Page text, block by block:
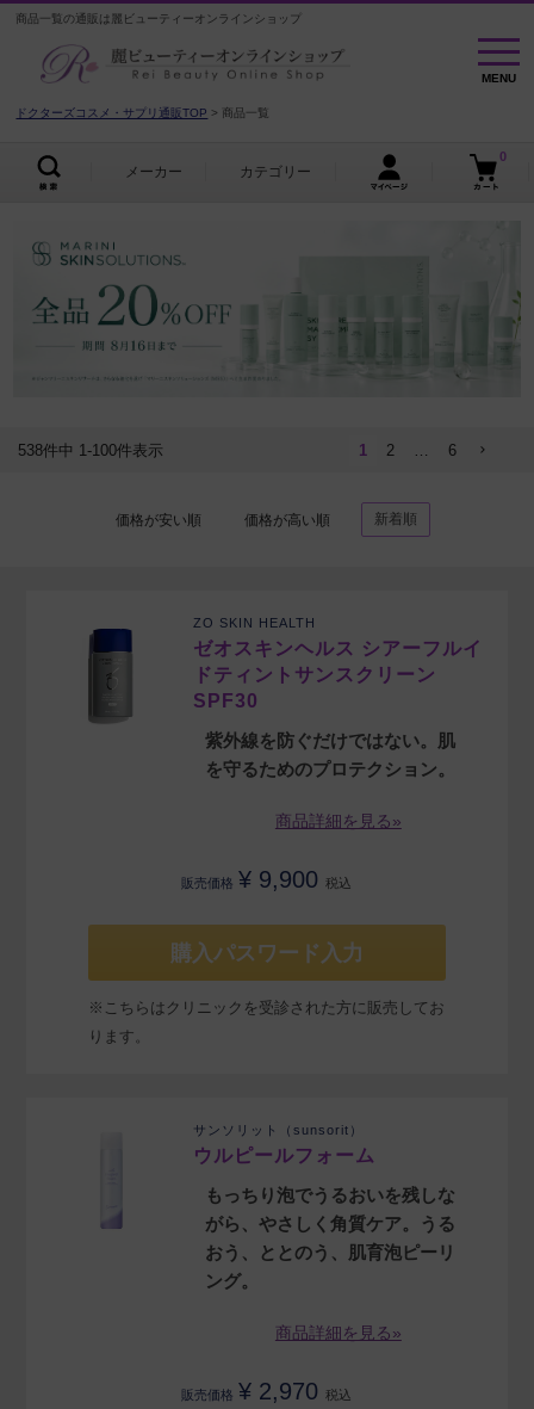
商品一覧の通販は麗ビューティーオンラインショップ
MENU
MENU
ドクターズコスメ・サプリ通販TOP 商品一覧
メーカー カテゴリー
0
価格が安い順 価格が高い順 新着順
538件中 1-100件表示 1 2 … 6
ZO SKIN HEALTH
ゼオスキンヘルス シアーフルイ
ドティントサンスクリーン
SPF30
紫外線を防ぐだけではない。肌
を守るためのプロテクション。
商品詳細を見る»
販売価格 ¥ 9,900 税込
購入パスワード入力
※こちらはクリニックを受診された方に販売してお
ります。
サンソリット（sunsorit）
ウルピールフォーム
もっちり泡でうるおいを残しな
がら、やさしく角質ケア。うる
おう、ととのう、肌育泡ピーリ
ング。
商品詳細を見る»
販売価格 ¥ 2,970 税込